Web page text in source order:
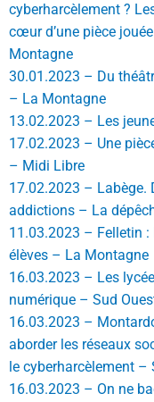
cyberharcèlement ?
cœur d’une pièce
Montagne
30.01.2023 – Du
– La Montagne
13.02.2023 – Les
17.02.2023 – Une
– Midi Libre
17.02.2023 – Labège.
addictions – La
11.03.2023 – Felletin
élèves – La Montagne
16.03.2023 – Les
numérique – Sud
16.03.2023 –
aborder les réseaux
le cyberharcèlement –
16.03.2023 – On ne